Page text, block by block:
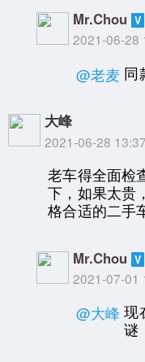
Mr.Chou
2021-06-28
@老麦 同
大峰
2021-06-28
老车得全面检
下，如果太贵
格合适的二手
Mr.Chou
2021-07-01
@大峰 现
谜